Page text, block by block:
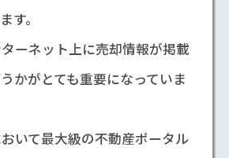
す。
ーネット上に売却情報が掲載
かがとても重要になっていま
いて最大級の不動産ポータル